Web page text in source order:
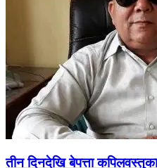
तीन दिनदेखि बेपत्ता